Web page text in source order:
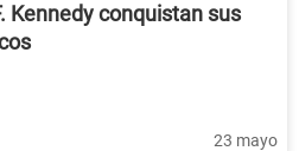
Kennedy conquistan sus
23 mayo